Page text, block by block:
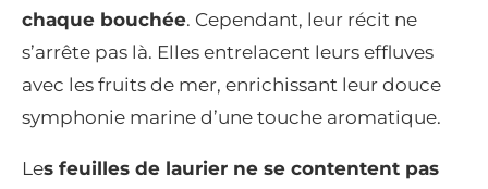
chaque bouchée. Cependant, leur récit ne
s’arrête pas là. Elles entrelacent leurs effluves
avec les fruits de mer, enrichissant leur douce
symphonie marine d’une touche aromatique.
Les feuilles de laurier ne se contentent pas